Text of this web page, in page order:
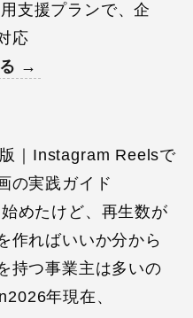
支援プランで、企
応
→
｜Instagram Reelsで
の実践ガイド
めたけど、再生数が
作ればいいか分から
つ事業主は多いの
年現在、